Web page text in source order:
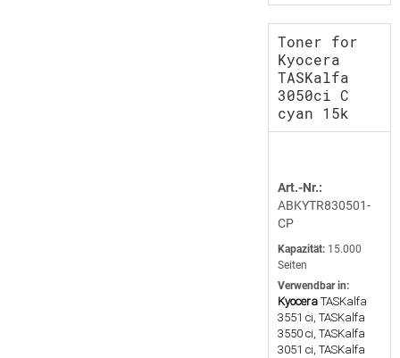
Toner for
Kyocera
TASKalfa
3050ci C
cyan 15k
Art.-Nr.:
ABKYTR830501-
CP
Kapazität: 15.000
Seiten
Verwendbar in:
Kyocera TASKalfa
3551 ci, TASKalfa
3550 ci, TASKalfa
3051 ci, TASKalfa